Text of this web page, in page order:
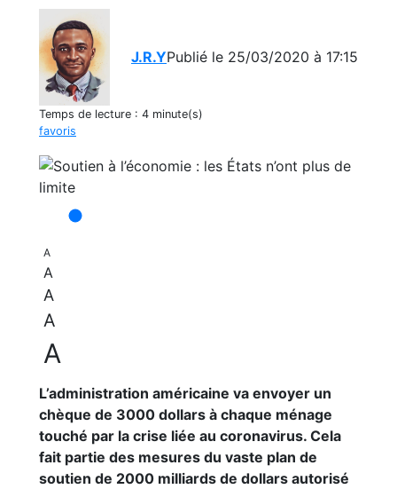
J.R.YPublié le 25/03/2020 à 17:15
Temps de lecture : 4 minute(s)
favoris
A
A
A
A
A
L’administration américaine va envoyer un
chèque de 3000 dollars à chaque ménage
touché par la crise liée au coronavirus. Cela
fait partie des mesures du vaste plan de
soutien de 2000 milliards de dollars autorisé